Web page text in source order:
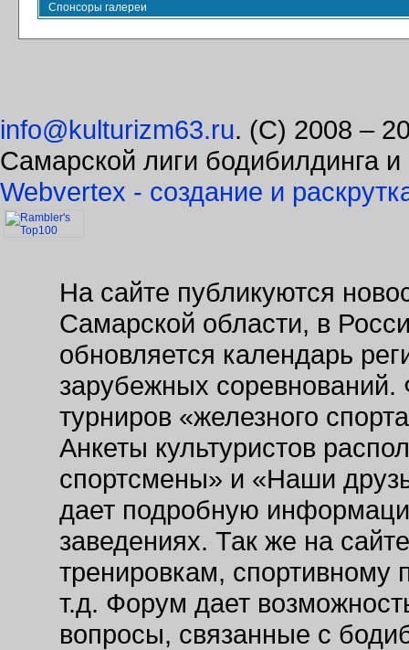
Спонсоры галереи
info@kulturizm63.ru. (C) 2008 –
Самарской лиги бодибилдинга
Webvertex - создание и
На сайте публикуются
Самарской области, в
обновляется календарь
зарубежных соревнований.
турниров «железного
Анкеты культуристов
спортсмены» и «Наши
дает подробную
заведениях. Так же на
тренировкам, спортивному
т.д. Форум дает
вопросы, связанные с